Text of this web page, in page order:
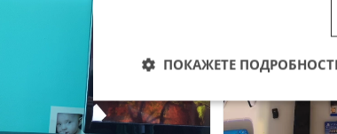
ПОКАЖЕТЕ